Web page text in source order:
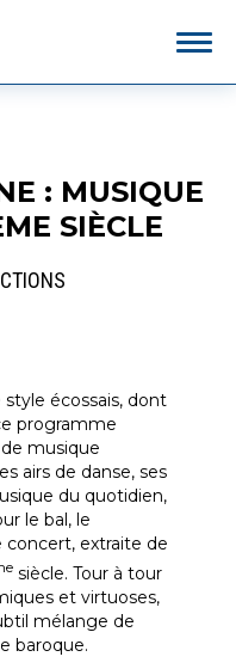
: MUSIQUE
SIÈCLE
style écossais, dont
programme
musique
airs de danse, ses
du quotidien,
le bal, le
extraite de
siècle. Tour à tour
et virtuoses,
mélange de
baroque.